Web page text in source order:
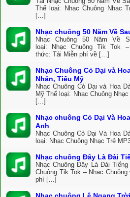
Thể loại: Nhạc Chuông Nhạc
[…]
Nhạc chuông 50 Năm Về
Nhạc Chuông 50 Năm Về
loại: Nhạc Chuông Tik Tok
thức: Tải Miễn phí về […]
Nhạc Chuông Cỏ Dại và
Nhân, Tiểu Mỹ
Nhạc Chuông Cỏ Dại và Hoa
Mỹ Thể loại: Nhạc Chuông
[…]
Nhạc chuông Cỏ Dại Và
Anh
Nhạc Chuông Cỏ Dại Và Hoa
loại: Nhạc Chuông Nhạc Trẻ
Nhạc chuông Đây Là Đài
Nhạc Chuông Đây Là Đài
Chuông Tik Tok – Nhạc
phí […]